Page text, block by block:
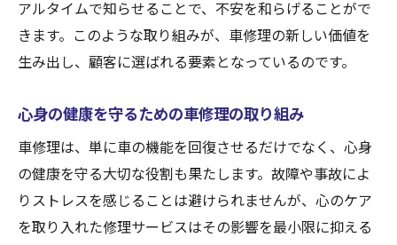
アルタイムで知らせることで、不安を和らげることがで
きます。このような取り組みが、車修理の新しい価値を
生み出し、顧客に選ばれる要素となっているのです。
心身の健康を守るための車修理の取り組み
車修理は、単に車の機能を回復させるだけでなく、心身
の健康を守る大切な役割も果たします。故障や事故によ
りストレスを感じることは避けられませんが、心のケア
を取り入れた修理サービスはその影響を最小限に抑える